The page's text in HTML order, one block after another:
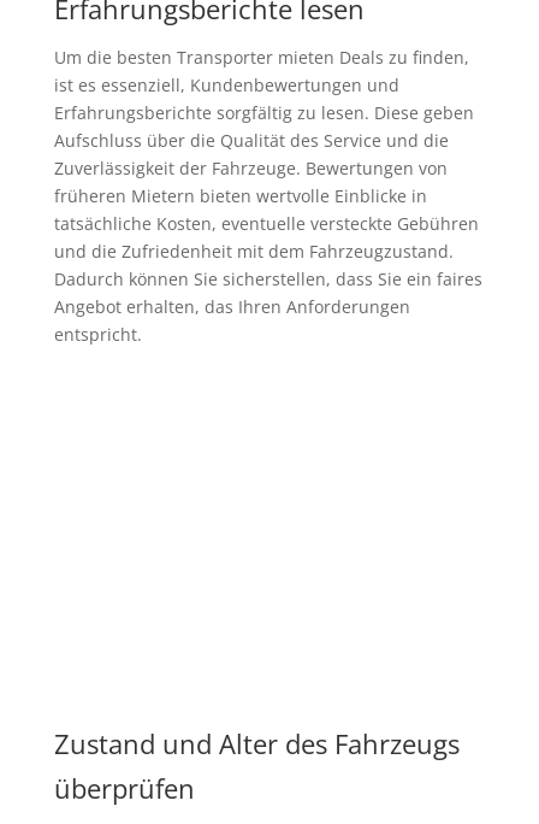
Erfahrungsberichte lesen
Um die besten Transporter mieten Deals zu finden,
ist es essenziell, Kundenbewertungen und
Erfahrungsberichte sorgfältig zu lesen. Diese geben
Aufschluss über die Qualität des Service und die
Zuverlässigkeit der Fahrzeuge. Bewertungen von
früheren Mietern bieten wertvolle Einblicke in
tatsächliche Kosten, eventuelle versteckte Gebühren
und die Zufriedenheit mit dem Fahrzeugzustand.
Dadurch können Sie sicherstellen, dass Sie ein faires
Angebot erhalten, das Ihren Anforderungen
entspricht.
Zustand und Alter des Fahrzeugs
überprüfen